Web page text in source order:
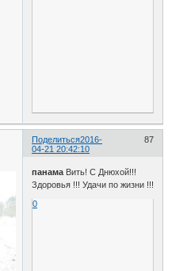
Поделиться 87
2016-
04-21 20:42:10
панама Вить! С Днюхой!!!
Здоровья !!! Удачи по жизни !!!
0